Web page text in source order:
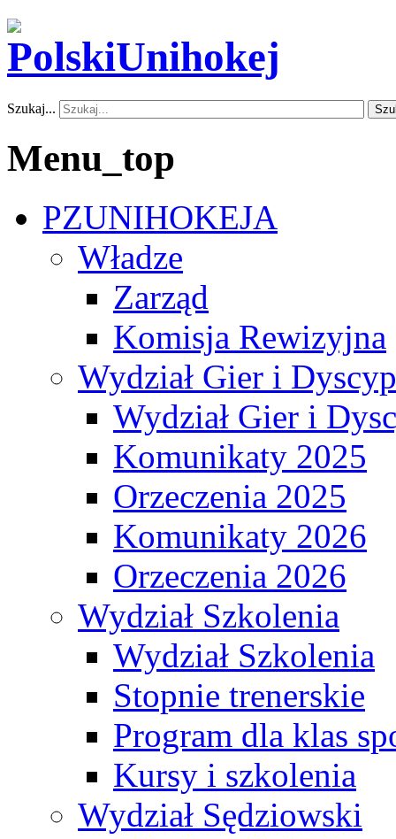
Szukaj...
Menu_top
PZUNIHOKEJA
Władze
Zarząd
Komisja Rewizyjna
Wydział Gier i
Wydział Gier i
Komunikaty 2025
Orzeczenia 2025
Komunikaty 2026
Orzeczenia 2026
Wydział Szkolenia
Wydział Szkolenia
Stopnie trenerskie
Program dla klas
Kursy i szkolenia
Wydział Sędziowski